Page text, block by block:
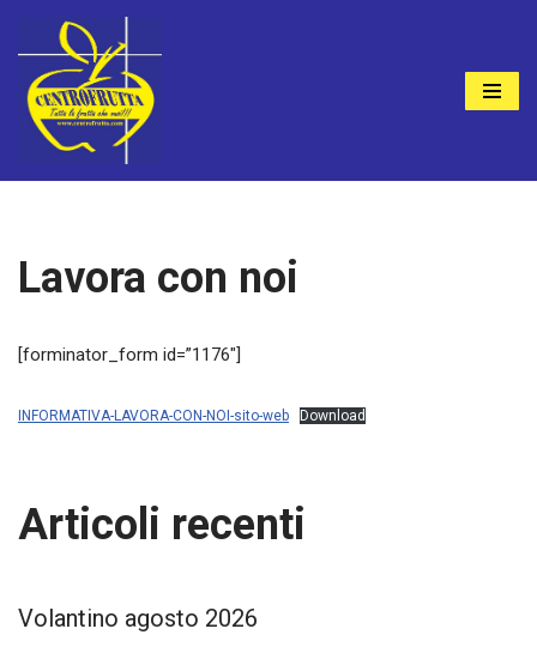
al
contenuto
Lavora con noi
[forminator_form id=”1176″]
INFORMATIVA-LAVORA-CON-NOI-sito-web Download
Articoli recenti
Volantino agosto 2026